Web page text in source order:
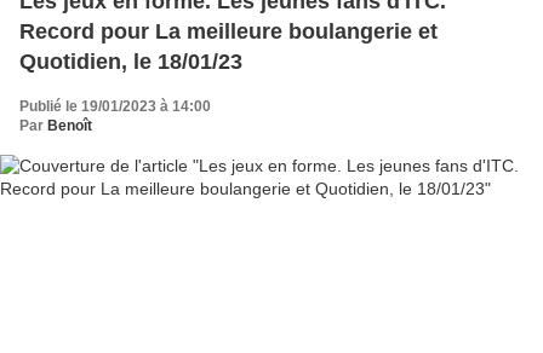
Record pour La meilleure boulangerie et
Quotidien, le 18/01/23
Publié le 19/01/2023 à 14:00
Par Benoît